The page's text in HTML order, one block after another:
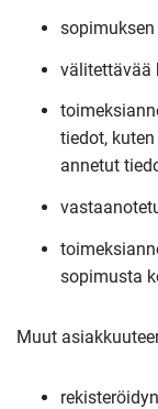
välitettävää
tiedot,
annetut
sopimusta
Muut